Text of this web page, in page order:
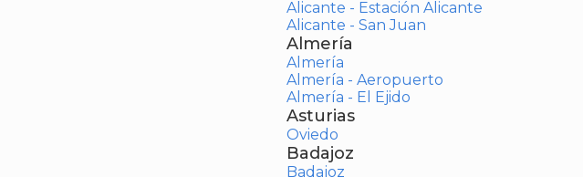
Alicante - Estación Alicante
Alicante - San Juan
Almería
Almería
Almería - Aeropuerto
Almería - El Ejido
Asturias
Oviedo
Badajoz
Badajoz